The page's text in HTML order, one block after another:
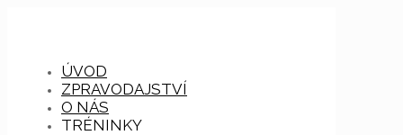
ÚVOD
ZPRAVODAJSTVÍ
O NÁS
TRÉNINKY